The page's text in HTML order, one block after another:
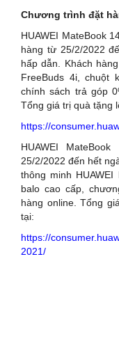
Chương trình đặt
HUAWEI MateBook
hàng từ 25/2/2022
hấp dẫn. Khách
FreeBuds 4i, chuột
chính sách trả góp
Tổng giá trị quà tặng
https://
HUAWEI
25/2/2022 đến hết
thông minh
balo cao cấp,
hàng online. Tổng
tại:
https://
2021/